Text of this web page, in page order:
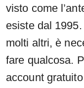
visto come
esiste dal
molti altri, è
fare qualcosa.
account